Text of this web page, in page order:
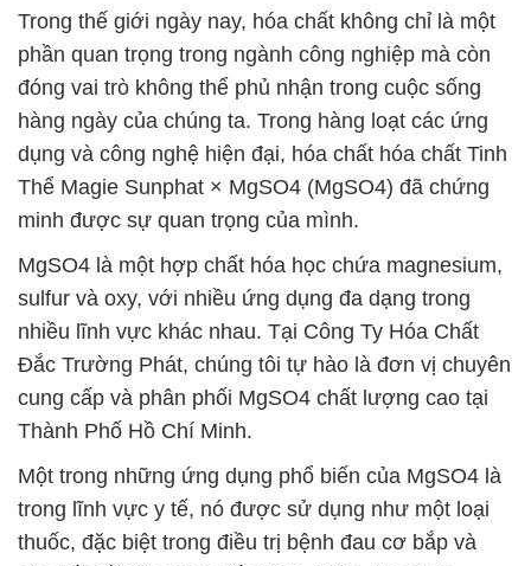
Trong thế giới ngày nay, hóa chất không chỉ là một
phần quan trọng trong ngành công nghiệp mà còn
đóng vai trò không thể phủ nhận trong cuộc sống
hàng ngày của chúng ta. Trong hàng loạt các ứng
dụng và công nghệ hiện đại, hóa chất hóa chất Tinh
Thể Magie Sunphat × MgSO4 (MgSO4) đã chứng
minh được sự quan trọng của mình.
MgSO4 là một hợp chất hóa học chứa magnesium,
sulfur và oxy, với nhiều ứng dụng đa dạng trong
nhiều lĩnh vực khác nhau. Tại Công Ty Hóa Chất
Đắc Trường Phát, chúng tôi tự hào là đơn vị chuyên
cung cấp và phân phối MgSO4 chất lượng cao tại
Thành Phố Hồ Chí Minh.
Một trong những ứng dụng phổ biến của MgSO4 là
trong lĩnh vực y tế, nó được sử dụng như một loại
thuốc, đặc biệt trong điều trị bệnh đau cơ bắp và